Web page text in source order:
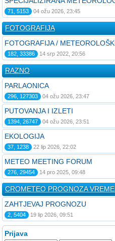
71, 5153 04 ožu 2026, 23:45
FOTOGRAFIJA
FOTOGRAFIJA /
182, 33386 14 srp 2022, 20:56
RAZNO
PARLAONICA
296, 127303 04 ožu 2026, 23:47
PUTOVANJA I IZLETI
1394, 26747 04 ožu 2026, 23:51
EKOLOGIJA
37, 1238 22 lip 2026, 22:02
METEO MEETING FORUM
276, 29454 14 pro 2025, 09:48
CROMETEO PROGNOZA
ZAHTJEVAJ PROGNOZU
2, 5404 19 lip 2026, 09:51
Prijava